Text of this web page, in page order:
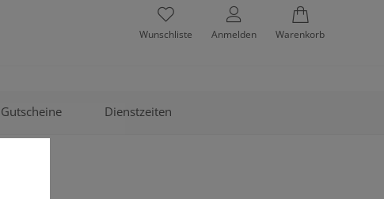
Wunschliste Anmelden Warenkorb
Gutscheine Dienstzeiten